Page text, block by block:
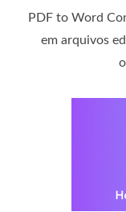
PDF to Word
em arquivos